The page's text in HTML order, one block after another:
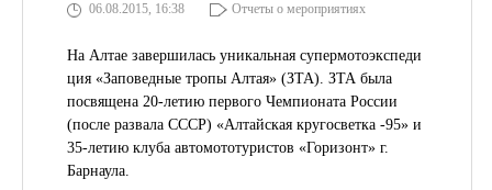
06.08.2015, 16:38 Отчеты о мероприятиях
На Алтае завершилась уникальная супермотоэкспеди
ция «Заповедные тропы Алтая» (ЗТА). ЗТА была
посвящена 20-летию первого Чемпионата России
(после развала СССР) «Алтайская кругосветка -95» и
35-летию клуба автомототуристов «Горизонт» г.
Барнаула.